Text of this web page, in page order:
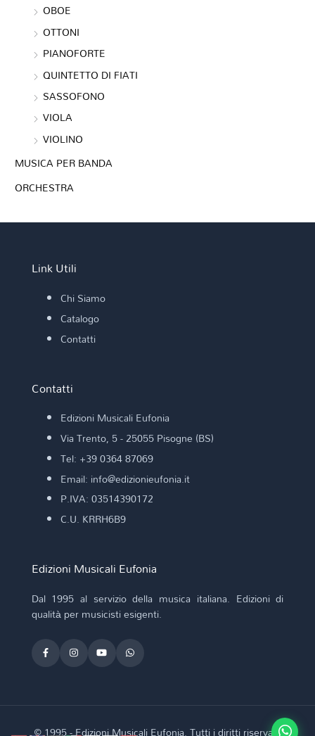
OBOE
OTTONI
PIANOFORTE
QUINTETTO DI FIATI
SASSOFONO
VIOLA
VIOLINO
MUSICA PER BANDA
ORCHESTRA
Link Utili
Chi Siamo
Catalogo
Contatti
Contatti
Edizioni Musicali Eufonia
Via Trento, 5 - 25055 Pisogne (BS)
Tel: +39 0364 87069
Email: info@edizionieufonia.it
P.IVA: 03514390172
C.U. KRRH6B9
Edizioni Musicali Eufonia
Dal 1995 al servizio della musica italiana. Edizioni di
qualità per musicisti esigenti.